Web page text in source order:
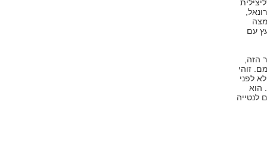
עם
הזה,
זוהי
לפני
מתיחת פנים. בגלל אותה סיבה רצוי להפסיק גם נטילה של ויטמין E. הוא
לנטייה